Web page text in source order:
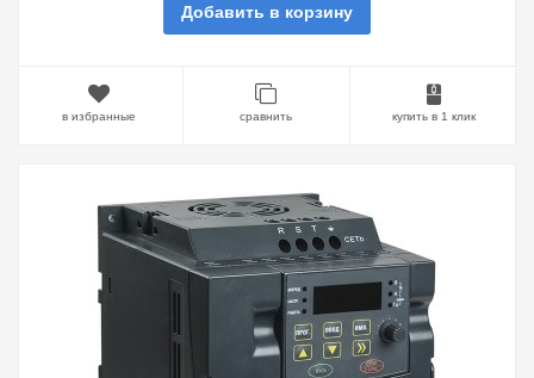
Добавить в корзину
в избранные сравнить купить в 1 клик